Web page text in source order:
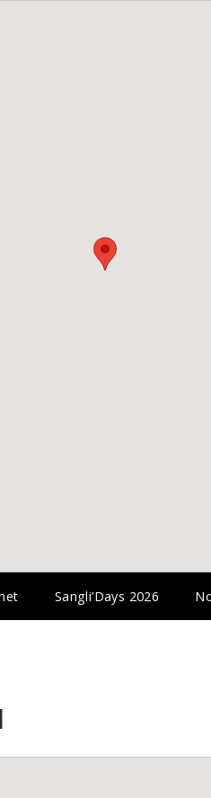
Sangli’Days 2026